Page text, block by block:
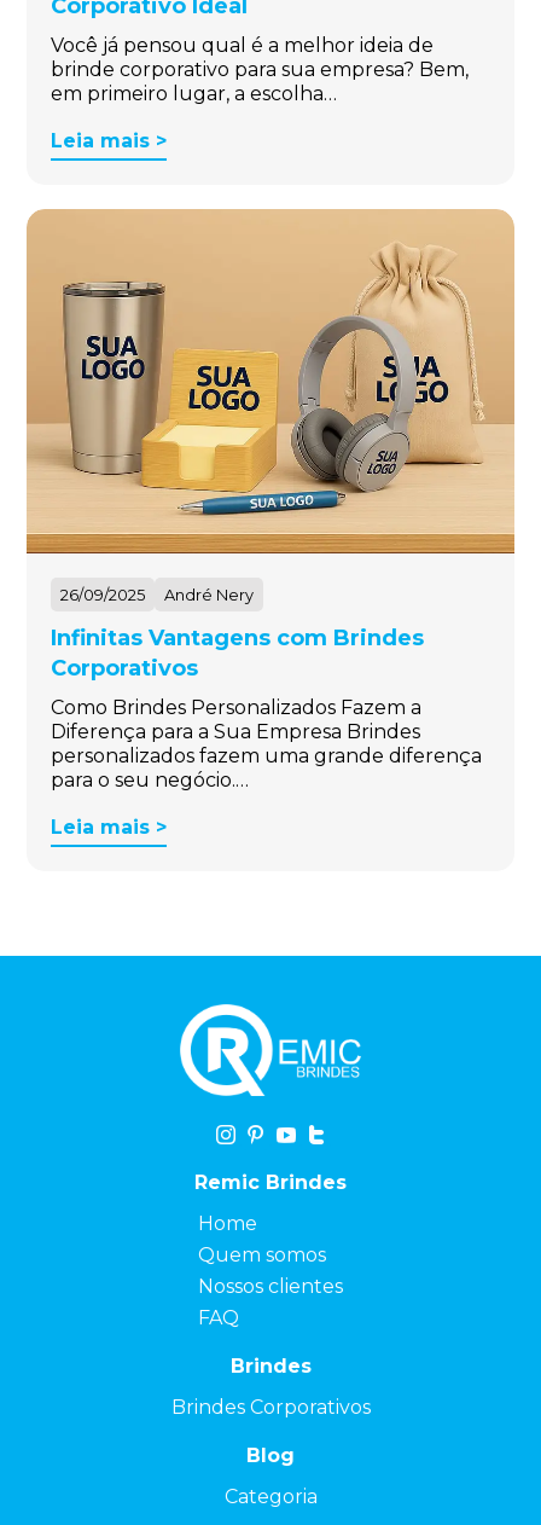
Corporativo Ideal
Você já pensou qual é a melhor ideia de
brinde corporativo para sua empresa? Bem,
em primeiro lugar, a escolha…
Leia mais >
26/09/2025 André Nery
Infinitas Vantagens com Brindes
Corporativos
Como Brindes Personalizados Fazem a
Diferença para a Sua Empresa Brindes
personalizados fazem uma grande diferença
para o seu negócio.…
Leia mais >
Remic Brindes
Home
Quem somos
Nossos clientes
FAQ
Brindes
Brindes Corporativos
Blog
Categoria